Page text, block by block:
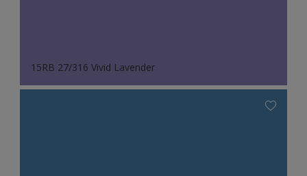
15RB 27/316 Vivid Lavender